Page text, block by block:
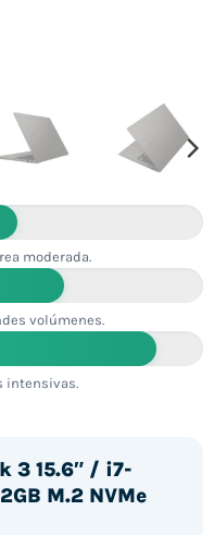
moderada.
volúmenes.
intensivas.
3 15.6″ / i7-
M.2 NVMe